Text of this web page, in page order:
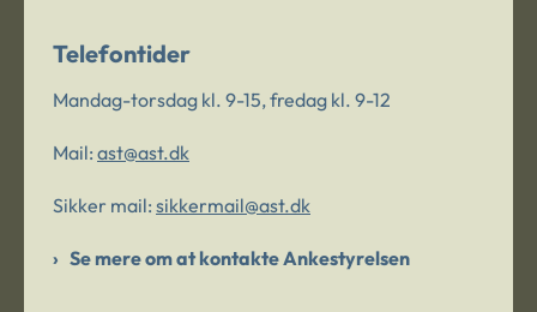
Telefontider
Mandag-torsdag kl. 9-15, fredag kl. 9-12
Mail: ast@ast.dk
Sikker mail: sikkermail@ast.dk
Se mere om at kontakte Ankestyrelsen